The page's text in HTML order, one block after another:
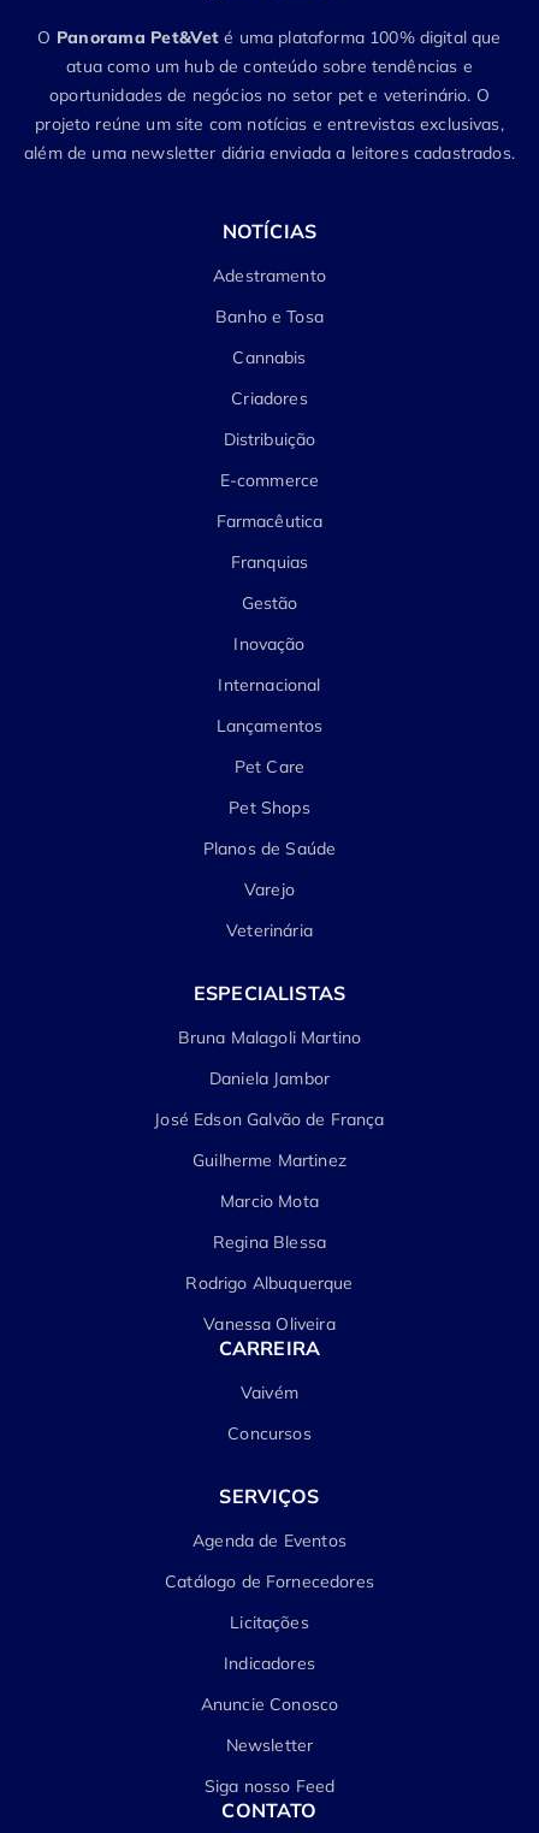
O Panorama Pet&Vet é uma plataforma 100% digital que
atua como um hub de conteúdo sobre tendências e
oportunidades de negócios no setor pet e veterinário. O
projeto reúne um site com notícias e entrevistas exclusivas,
além de uma newsletter diária enviada a leitores cadastrados.
NOTÍCIAS
Adestramento
Banho e Tosa
Cannabis
Criadores
Distribuição
E-commerce
Farmacêutica
Franquias
Gestão
Inovação
Internacional
Lançamentos
Pet Care
Pet Shops
Planos de Saúde
Varejo
Veterinária
ESPECIALISTAS
Bruna Malagoli Martino
Daniela Jambor
José Edson Galvão de França
Guilherme Martinez
Marcio Mota
Regina Blessa
Rodrigo Albuquerque
Vanessa Oliveira
CARREIRA
Vaivém
Concursos
SERVIÇOS
Agenda de Eventos
Catálogo de Fornecedores
Licitações
Indicadores
Anuncie Conosco
Newsletter
Siga nosso Feed
CONTATO